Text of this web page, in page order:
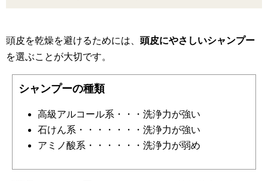
頭皮を乾燥を避けるためには、 頭皮にやさしいシャンプー
を選ぶことが大切です。
シャンプーの種類
高級アルコール系・・・洗浄力が強い
石けん系・・・・・・・洗浄力が強い
アミノ酸系・・・・・・洗浄力が弱め